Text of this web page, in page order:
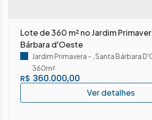
Lote de 360 m² no Jardim
Bárbara d'Oeste
R$ 360.000,00
Jardim Primavera Santa Bárbara
360m²